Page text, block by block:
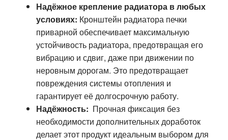
Надёжное крепление радиатора в любых
условиях: Кронштейн радиатора печки
приварной обеспечивает максимальную
устойчивость радиатора, предотвращая его
вибрацию и сдвиг, даже при движении по
неровным дорогам. Это предотвращает
повреждения системы отопления и
гарантирует её долгосрочную работу.
Надёжность: Прочная фиксация без
необходимости дополнительных доработок
делает этот продукт идеальным выбором для